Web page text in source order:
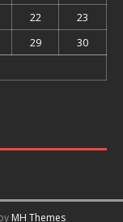
22
23
29
30
MH Themes